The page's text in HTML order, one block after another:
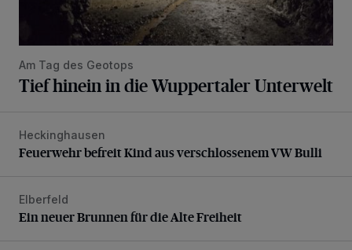
Am Tag des Geotops
Tief hinein in die Wuppertaler Unterwelt
Feuerwehr befreit Kind aus verschlossenem VW Bulli
Heckinghausen
Feuerwehr befreit Kind aus verschlossenem VW Bulli
Ein neuer Brunnen für die Alte Freiheit
Elberfeld
Ein neuer Brunnen für die Alte Freiheit